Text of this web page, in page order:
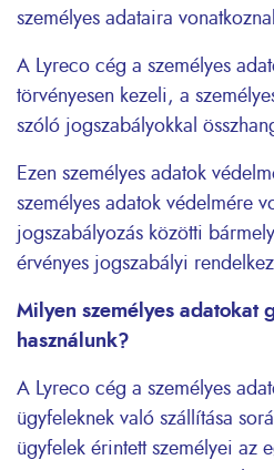
személyes adataira
A Lyreco cég a személyes
törvényesen kezeli, a
szóló jogszabályokkal
Ezen személyes adatok
személyes adatok védelmére
jogszabályozás közötti
érvényes jogszabályi
Milyen személyes adatokat
használunk?
A Lyreco cég a személyes
ügyfeleknek való szállítása
ügyfelek érintett személyei az